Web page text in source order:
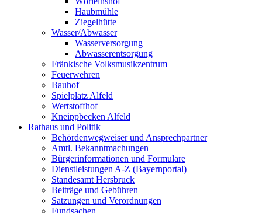
Haubmühle
Ziegelhütte
Wasser/Abwasser
Wasserversorgung
Abwasserentsorgung
Fränkische Volksmusikzentrum
Feuerwehren
Bauhof
Spielplatz Alfeld
Wertstoffhof
Kneippbecken Alfeld
Rathaus und Politik
Behördenwegweiser und Ansprechpartner
Amtl. Bekanntmachungen
Bürgerinformationen und Formulare
Dienstleistungen A-Z (Bayernportal)
Standesamt Hersbruck
Beiträge und Gebühren
Satzungen und Verordnungen
Fundsachen